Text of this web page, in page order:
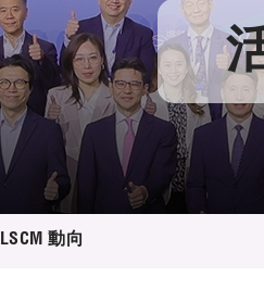
組織架構
組織架構
董事局
研究顧問
招標通告
供應商登記
重點項目
資助計劃
稅務優惠
申請
評審
徵求研發項目計劃書
項目資料庫
獎項
新聞中心
媒體報導
新聞稿
資訊中心
多媒體
會員登入
LSCM 動向